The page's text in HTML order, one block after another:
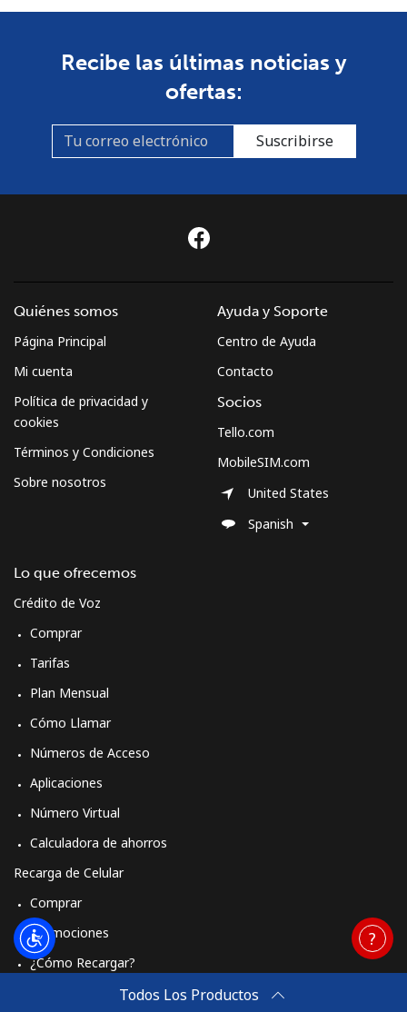
Recibe las últimas noticias y
ofertas:
Suscribirse
Todos Los Productos
Quiénes somos
Página Principal
Mi cuenta
Política de privacidad y
cookies
Términos y Condiciones
Sobre nosotros
Lo que ofrecemos
Crédito de Voz
Comprar
Tarifas
Plan Mensual
Cómo Llamar
Números de Acceso
Aplicaciones
Número Virtual
Calculadora de ahorros
Recarga de Celular
Comprar
Promociones
¿Cómo Recargar?
Ayuda y Soporte
Centro de Ayuda
Contacto
Socios
Tello.com
MobileSIM.com
United States
Spanish